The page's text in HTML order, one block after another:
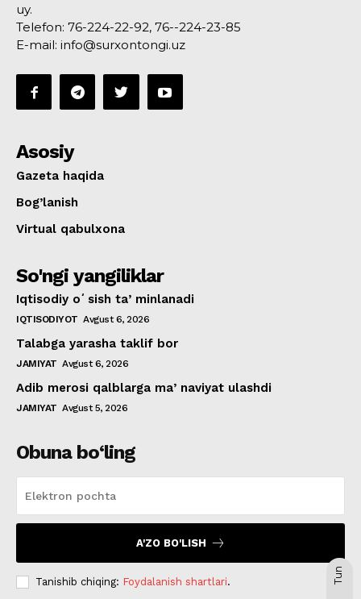
uy.
Telefon: 76-224-22-92, 76--224-23-85
E-mail: info@surxontongi.uz
Asosiy
Gazeta haqida
Bog’lanish
Virtual qabulxona
So'ngi yangiliklar
Iqtisodiy oʻsish taʼminlanadi
IQTISODIYOT Avgust 6, 2026
Talabga yarasha taklif bor
JAMIYAT Avgust 6, 2026
Adib merosi qalblarga maʼnaviyat ulashdi
JAMIYAT Avgust 5, 2026
Obuna bo‘ling
A'ZO BO'LISH
Tanishib chiqing: Foydalanish shartlari. Tun